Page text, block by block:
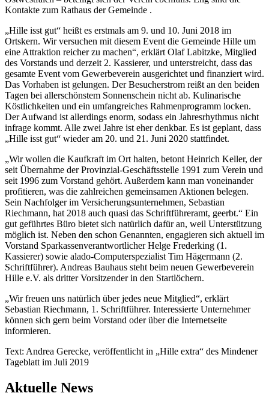
Kontakte zum Rathaus der Gemeinde .
„Hille isst gut“ heißt es erstmals am 9. und 10. Juni 2018 im
Ortskern. Wir versuchen mit diesem Event die Gemeinde Hille um
eine Attraktion reicher zu machen“, erklärt Olaf Labitzke, Mitglied
des Vorstands und derzeit 2. Kassierer, und unterstreicht, dass das
gesamte Event vom Gewerbeverein ausgerichtet und finanziert wird.
Das Vorhaben ist gelungen. Der Besucherstrom reißt an den beiden
Tagen bei allerschönstem Sonnenschein nicht ab. Kulinarische
Köstlichkeiten und ein umfangreiches Rahmenprogramm locken.
Der Aufwand ist allerdings enorm, sodass ein Jahresrhythmus nicht
infrage kommt. Alle zwei Jahre ist eher denkbar. Es ist geplant, dass
„Hille isst gut“ wieder am 20. und 21. Juni 2020 stattfindet.
„Wir wollen die Kaufkraft im Ort halten, betont Heinrich Keller, der
seit Übernahme der Provinzial-Geschäftsstelle 1991 zum Verein und
seit 1996 zum Vorstand gehört. Außerdem kann man voneinander
profitieren, was die zahlreichen gemeinsamen Aktionen belegen.
Sein Nachfolger im Versicherungsunternehmen, Sebastian
Riechmann, hat 2018 auch quasi das Schriftführeramt, geerbt.“ Ein
gut geführtes Büro bietet sich natürlich dafür an, weil Unterstützung
möglich ist. Neben den schon Genannten, engagieren sich aktuell im
Vorstand Sparkassenverantwortlicher Helge Frederking (1.
Kassierer) sowie alado-Computerspezialist Tim Hägermann (2.
Schriftführer). Andreas Bauhaus steht beim neuen Gewerbeverein
Hille e.V. als dritter Vorsitzender in den Startlöchern.
„Wir freuen uns natürlich über jedes neue Mitglied“, erklärt
Sebastian Riechmann, 1. Schriftführer. Interessierte Unternehmer
können sich gern beim Vorstand oder über die Internetseite
informieren.
Text: Andrea Gerecke, veröffentlicht in „Hille extra“ des Mindener
Tageblatt im Juli 2019
Aktuelle News